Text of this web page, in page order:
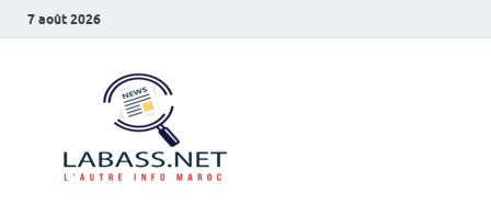
7 août 2026